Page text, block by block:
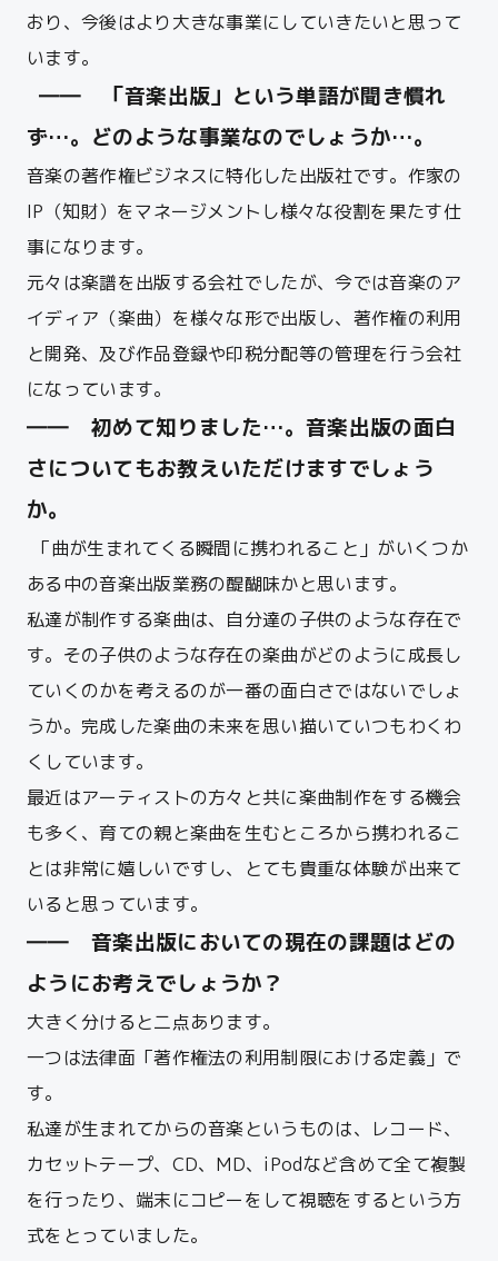
おり、今後はより大きな事業にしていきたいと思って
います。
―― 「音楽出版」という単語が聞き慣れ
ず…。どのような事業なのでしょうか…。
音楽の著作権ビジネスに特化した出版社です。作家の
IP（知財）をマネージメントし様々な役割を果たす仕
事になります。
元々は楽譜を出版する会社でしたが、今では音楽のア
イディア（楽曲）を様々な形で出版し、著作権の利用
と開発、及び作品登録や印税分配等の管理を行う会社
になっています。
―― 初めて知りました…。音楽出版の面白
さについてもお教えいただけますでしょう
か。
「曲が生まれてくる瞬間に携われること」がいくつか
ある中の音楽出版業務の醍醐味かと思います。
私達が制作する楽曲は、自分達の子供のような存在で
す。 その子供のような存在の楽曲がどのように成長し
ていくのかを考えるのが一番の面白さではないでしょ
うか。 完成した楽曲の未来を思い描いていつもわくわ
くしています。
最近はアーティストの方々と共に楽曲制作をする機会
も多く、育ての親と楽曲を生むところから携われるこ
とは非常に嬉しいですし、とても貴重な体験が出来て
いると思っています。
―― 音楽出版においての現在の課題はどの
ようにお考えでしょうか？
大きく分けると二点あります。
一つは法律面「著作権法の利用制限における定義」で
す。
私達が生まれてからの音楽というものは、レコード、
カセットテープ、CD、MD、iPodなど含めて全て複製
を行ったり、端末にコピーをして視聴をするという方
式をとっていました。